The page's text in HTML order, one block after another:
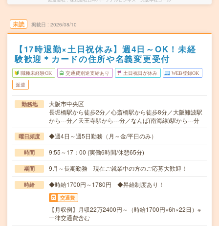
未読 掲載日 2026/08/10
【17時退勤×土日祝休み】週4日～OK！未経
験歓迎＊カードの住所や名義変更受付
職種未経験OK 交通費別途支給あり 土日祝日が休み WEB登録OK
派遣
勤務地
大阪市中央区
長堀橋駅から徒歩2分／心斎橋駅から徒歩8分／大阪難波駅
から---分／天王寺駅から---分／なんば(南海線)駅から---分
曜日頻度 ◆週4日～週5日勤務（月～金/平日のみ）
時間 9:55～17：00 (実働6時間/休憩65分)
期間 9月～長期勤務 現在ご就業中の方のご応募大歓迎！
時給 ◆時給1700円～1780円 ◆昇給制度あり！
交通費
【月収例】月収22万2400円～（時給1700円×6h×22日）※
一律交通費含む